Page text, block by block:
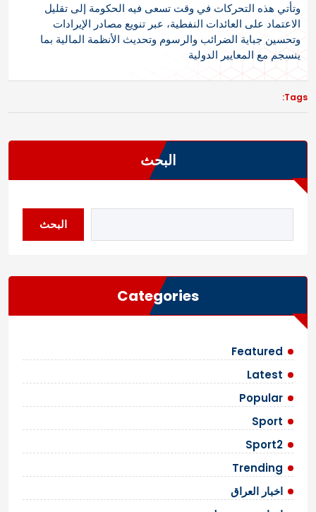
وتأتي هذه التحركات في وقت تسعى فيه الحكومة إلى تقليل
الاعتماد على العائدات النفطية، عبر تنويع مصادر الإيرادات
وتحسين جباية الضرائب والرسوم وتحديث الأنظمة المالية بما
ينسجم مع المعايير الدولية
Tags:
البحث
البحث
Categories
Featured
Latest
Popular
Sport
Sport2
Trending
اخبار العراق